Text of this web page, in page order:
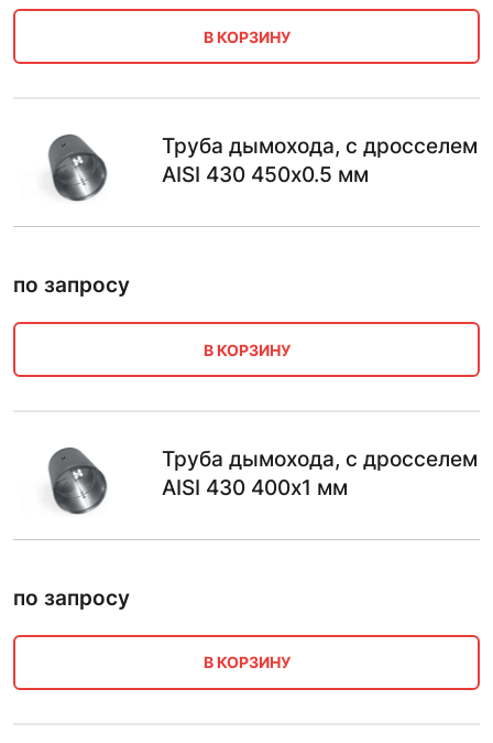
В КОРЗИНУ
Труба дымохода, с дросселем
AISI 430 450х0.5 мм
по запросу
В КОРЗИНУ
Труба дымохода, с дросселем
AISI 430 400х1 мм
по запросу
В КОРЗИНУ